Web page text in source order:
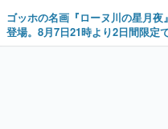
ゴッホの名画『ローヌ川の星月
登場。8月7日21時より2日間限定